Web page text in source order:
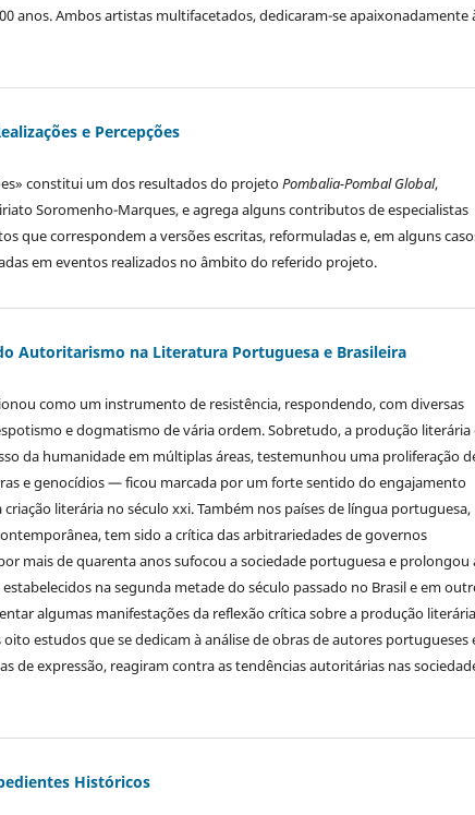
anos. Ambos artistas multifacetados, dedicaram-se apaixonadamente
e Percepções
constitui um dos resultados do projetoPombalia-Pombal Global,
Soromenho-Marques, e agrega alguns contributos de especialistas
que correspondem a versões escritas, reformuladas e, em alguns
em eventos realizados no âmbito do referido projeto.
Autoritarismo na Literatura Portuguesa e Brasileira
como um instrumento de resistência, respondendo, com diversas
e dogmatismo de vária ordem. Sobretudo, a produção literária
da humanidade em múltiplas áreas, testemunhou uma proliferação
e genocídios — ficou marcada por um forte sentido do engajamento
literária no século xxi. Também nos países de língua
tem sido a crítica das arbitrariedades de governos
mais de quarenta anos sufocou a sociedade portuguesa e prolongou
na segunda metade do século passado no Brasil e em
algumas manifestações da reflexão crítica sobre a produção literária
estudos que se dedicam à análise de obras de autores portugueses
de expressão, reagiram contra as tendências autoritárias nas
Históricos